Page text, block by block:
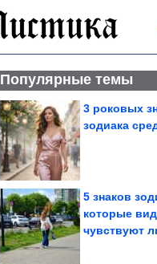
Популярные темы
3 роковых
зодиака
5 знаков
которые
чувствуют